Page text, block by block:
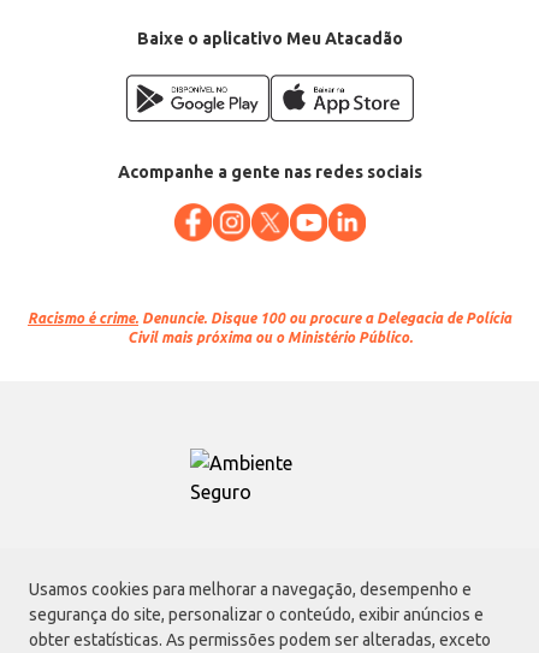
Usamos cookies para melhorar a navegação, desempenho e
segurança do site, personalizar o conteúdo, exibir anúncios e
obter estatísticas. As permissões podem ser alteradas, exceto
Baixe o aplicativo Meu Atacadão
Acompanhe a gente nas redes sociais
Racismo é crime. Denuncie. Disque 100 ou procure a Delegacia de Polícia
Civil mais próxima ou o Ministério Público.
Atacadão S.A.
Avenida Morvan Dias de Figueiredo, 6169, Vila Maria, São Paulo - SP | CEP
02170-901 | CNPJ: 75.315.333/0001-09